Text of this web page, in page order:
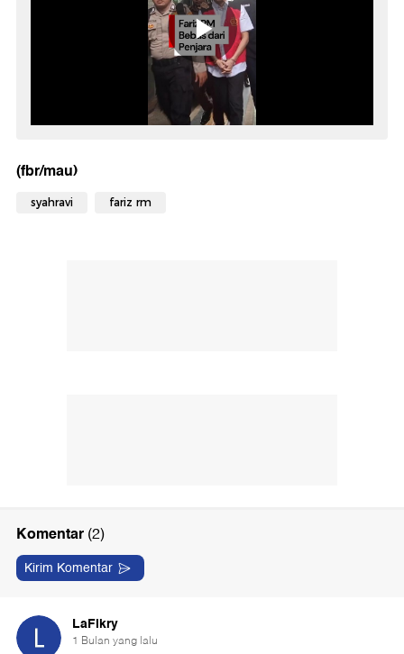
(fbr/mau)
syahravi fariz rm